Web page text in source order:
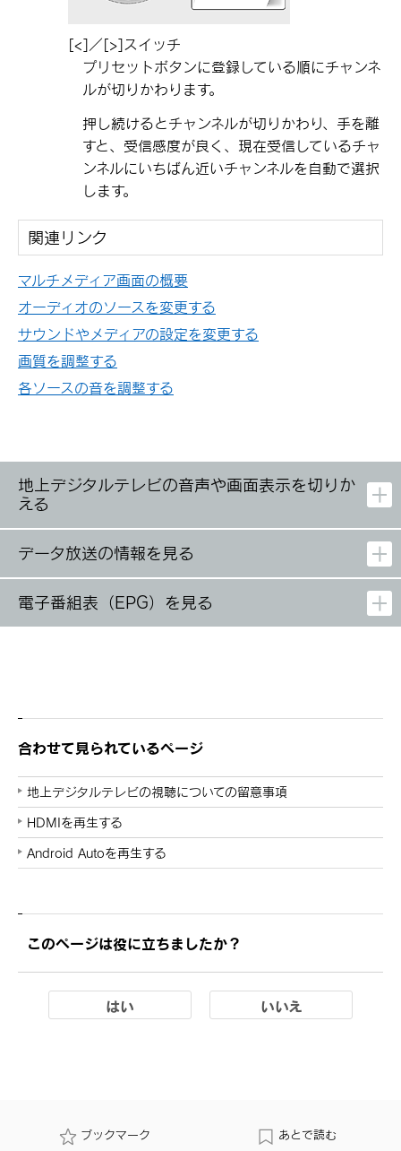
[‍<‍] ／ [‍>‍] スイッチ
プリセットボタンに登録している順にチャンネ
ルが切りかわります。
押し続けるとチャンネルが切りかわり、手を離
すと、受信感度が良く、現在受信しているチャ
ンネルにいちばん近いチャンネルを自動で選択
します。
関連リンク
マルチメディア画面の概要
オーディオのソースを変更する
サウンドやメディアの設定を変更する
画質を調整する
各ソースの音を調整する
地上デジタルテレビの音声や画面表示を切りか
える
データ放送の情報を見る
電子番組表（EPG）を見る
合わせて見られているページ
地上デジタルテレビの視聴についての留意事項
HDMIを再生する
Android Autoを再生する
このページは役に立ちましたか？
はい いいえ
ブックマーク あとで読む